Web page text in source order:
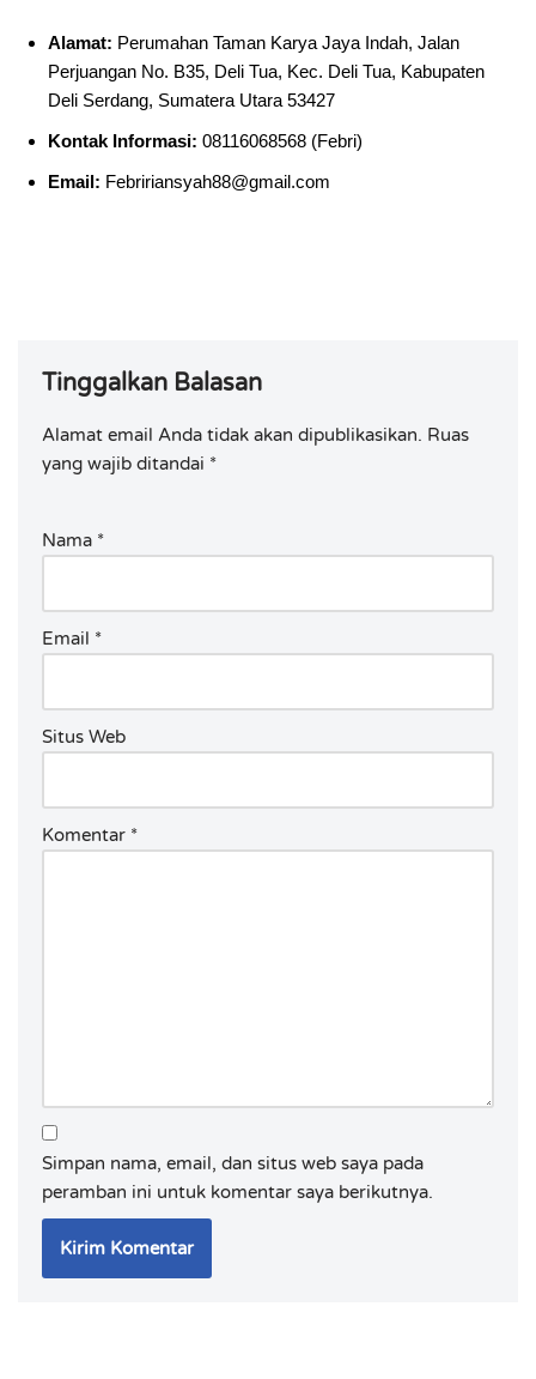
Alamat: Perumahan Taman Karya Jaya Indah, Jalan
Perjuangan No. B35, Deli Tua, Kec. Deli Tua, Kabupaten
Deli Serdang, Sumatera Utara 53427
Kontak Informasi: 08116068568 (Febri)
Email: Febririansyah88@gmail.com
Tinggalkan Balasan
Alamat email Anda tidak akan dipublikasikan. Ruas
yang wajib ditandai *
Nama *
Email *
Situs Web
Komentar *
Simpan nama, email, dan situs web saya pada
peramban ini untuk komentar saya berikutnya.